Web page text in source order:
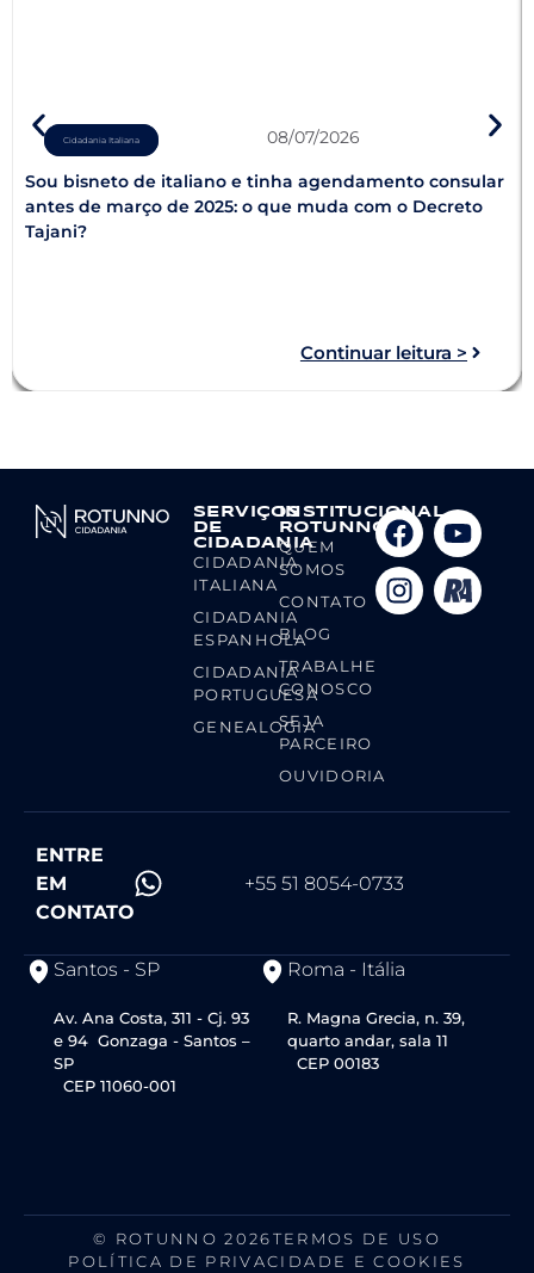
Cidadania Italiana 08/07/2026
Sou bisneto de italiano e tinha agendamento consular
antes de março de 2025: o que muda com o Decreto
Tajani?
Continuar leitura >
SERVIÇOS
DE
CIDADANIA
CIDADANIA
ITALIANA
CIDADANIA
ESPANHOLA
CIDADANIA
PORTUGUESA
GENEALOGIA
INSTITUCIONAL
ROTUNNO
QUEM
SOMOS
CONTATO
BLOG
TRABALHE
CONOSCO
SEJA
PARCEIRO
OUVIDORIA
ENTRE
EM
CONTATO
+55 51 8054-0733
Santos - SP
Av. Ana Costa, 311 - Cj. 93
e 94 Gonzaga - Santos –
SP
CEP 11060-001
Roma - Itália
R. Magna Grecia, n. 39,
quarto andar, sala 11
CEP 00183
© ROTUNNO 2026TERMOS DE USO
POLÍTICA DE PRIVACIDADE E COOKIES